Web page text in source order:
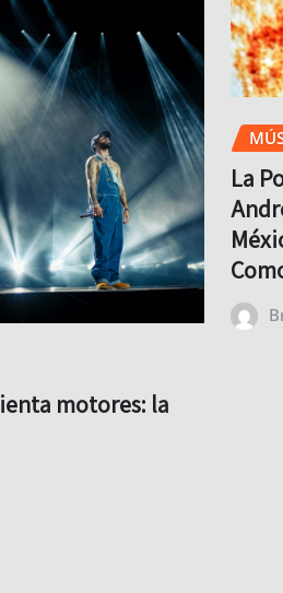
motores: la
La